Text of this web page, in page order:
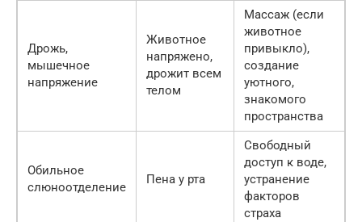
Дрожь,
мышечное
напряжение
Животное
напряжено,
дрожит всем
телом
Массаж (если
животное
привыкло),
создание
уютного,
знакомого
пространства
Обильное
слюноотделение
Пена у рта
Свободный
доступ к воде,
устранение
факторов
страха